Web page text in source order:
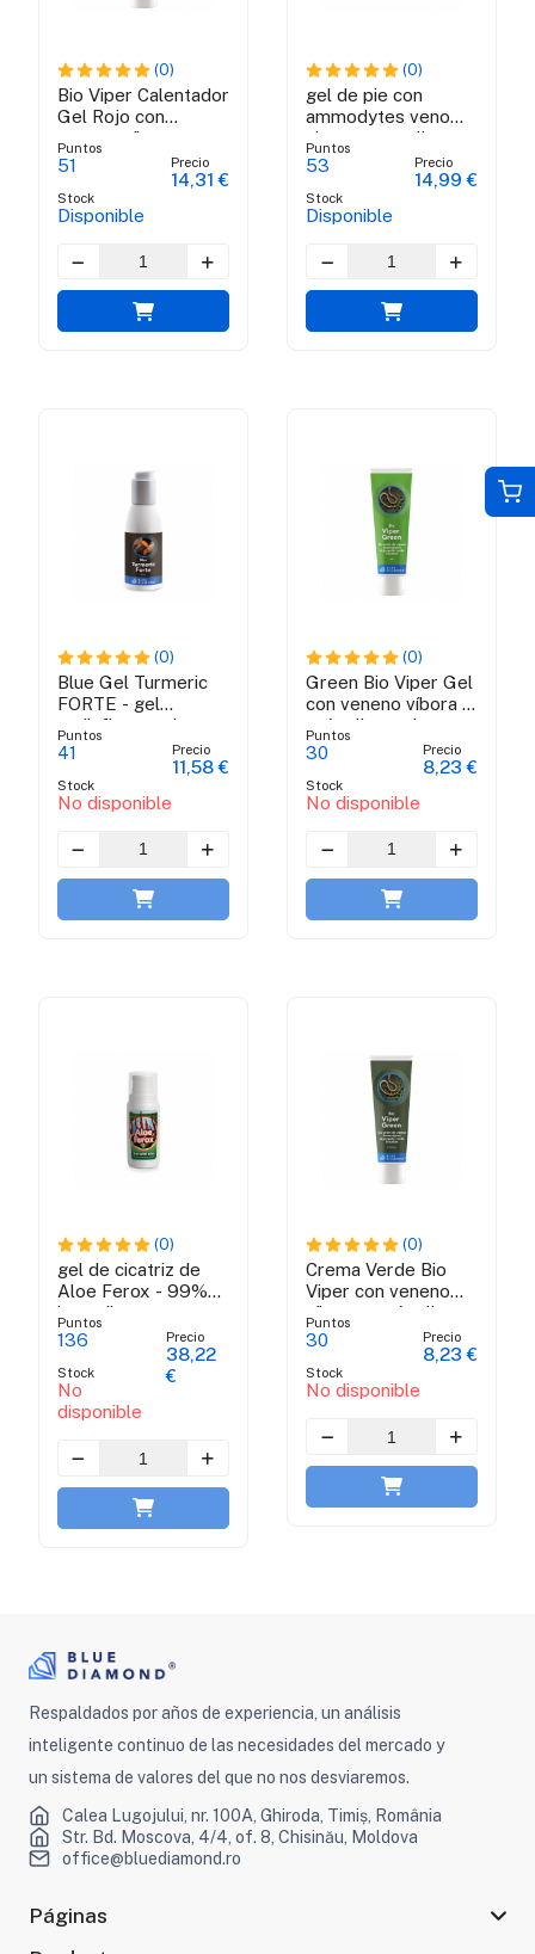
(0)
Bio Viper Calentador
Gel Rojo con
veneno víbora y
propolis verde
brasileña - 100 ml
Puntos
51
Stock
Disponible
Precio
14,31 €
(0)
gel de pie con
ammodytes venom
viper y propolis
verde brasileño
Puntos
53
Stock
Disponible
Precio
14,99 €
(0)
Blue Gel Turmeric
FORTE - gel
antiinflamatorio
Puntos
41
Stock
No disponible
Precio
11,58 €
(0)
Green Bio Viper Gel
con veneno víbora y
própolis verde
brasileña - 50 ml
Puntos
30
Stock
No disponible
Precio
8,23 €
(0)
gel de cicatriz de
Aloe Ferox - 99%
ingredientes
orgánicos
Puntos
136
Stock
No
disponible
Precio
38,22
€
(0)
Crema Verde Bio
Viper con veneno
víbora y própolis
verde brasileña - 50
Puntos
30
Stock
No disponible
Precio
8,23 €
Respaldados por años de experiencia, un análisis
inteligente continuo de las necesidades del mercado y
un sistema de valores del que no nos desviaremos.
Calea Lugojului, nr. 100A, Ghiroda, Timiș, România
Str. Bd. Moscova, 4/4, of. 8, Chisinău, Moldova
office@bluediamond.ro
Páginas